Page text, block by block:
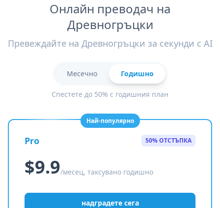
Онлайн преводач на
Древногръцки
Превеждайте на Древногръцки за секунди с AI
Месечно Годишно
Спестете до 50% с годишния план
Най-популярно
Pro 50% ОТСТЪПКА
$9.9/месец, таксувано годишно
надградете сега